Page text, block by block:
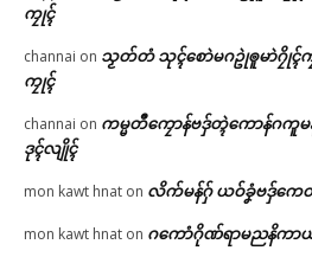
ကၠုၚ်
channai on သၟတ်တံ သုၚ်စောဲမဂဥုဲၜူမာဲဂၠိုၚ်
ကၠုၚ်
channai on ကမ္မတဳကၠောန်ဗဒှ်တ္ၚဲကောန်ဂကူ
ဒုၚ်လျိုၚ်
mon kawt hnat on လိက်မန်ဂှ် ယဝ်ခၞံဗဒှ်ကေ
mon kawt hnat on ဂကောံဂိုဏ်ရာမညနိကာ